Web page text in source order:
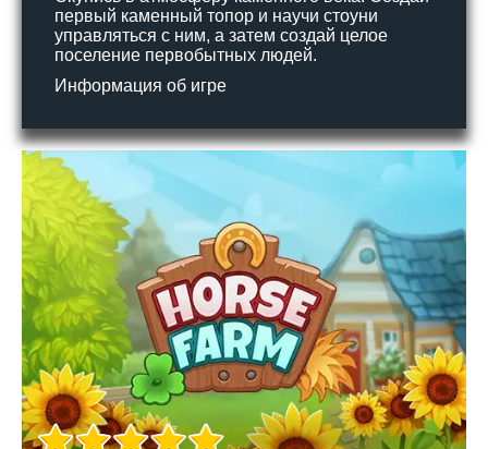
первый каменный топор и научи стоуни
управляться с ним, а затем создай целое
поселение первобытных людей.
Информация об игре